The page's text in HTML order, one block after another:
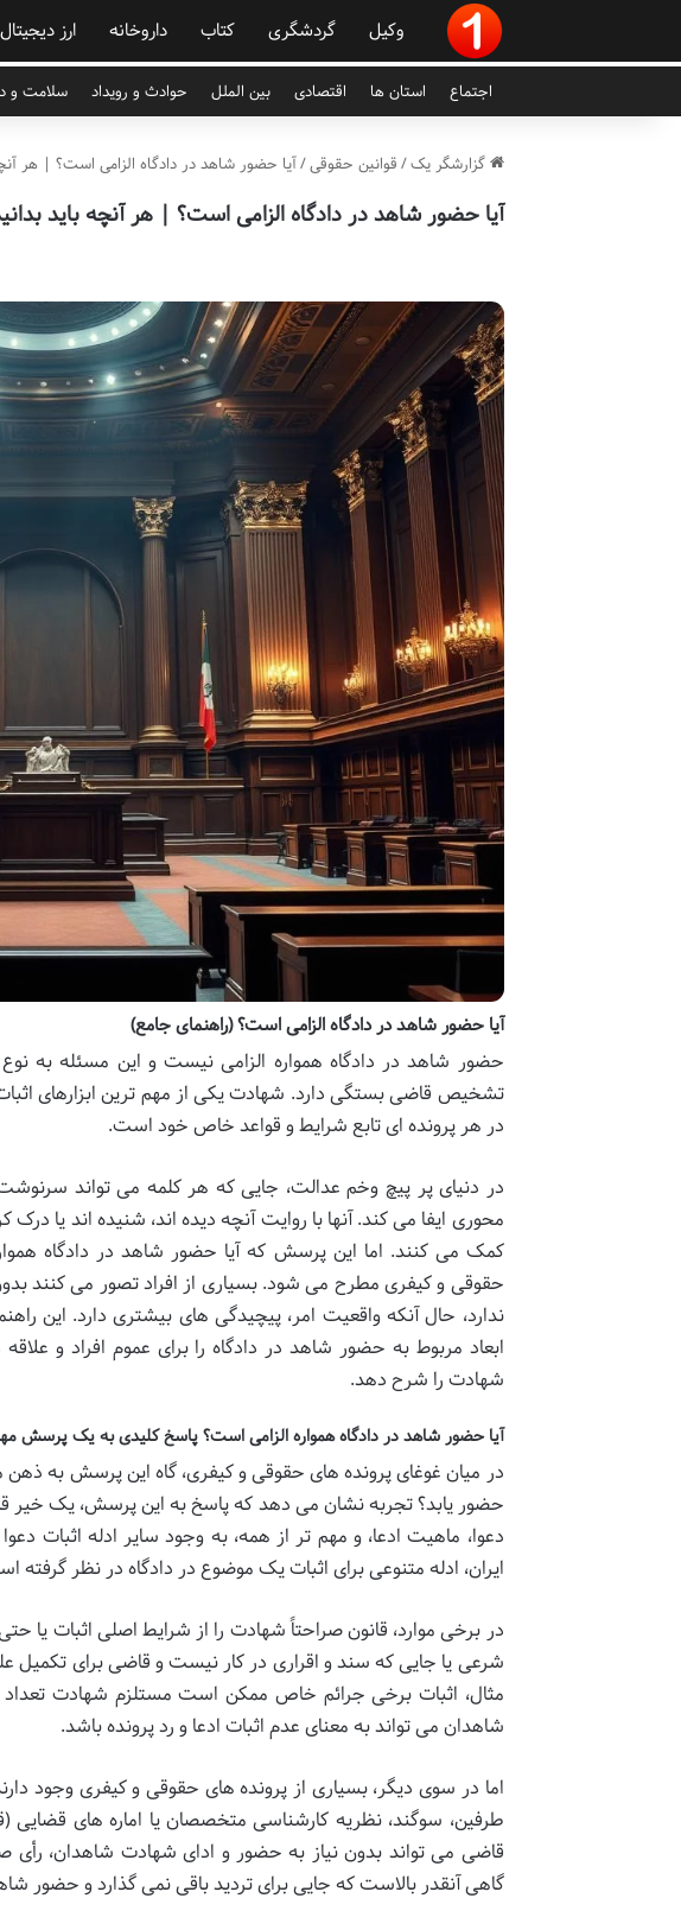
وکیل گردشگری کتاب داروخانه ارز دیجیتال
اجتماع استان ها اقتصادی بین الملل حوادث و رویداد سلامت و
گزارشگر یک/ قوانین حقوقی/آیا حضور شاهد در دادگاه الزامی است؟ | هر
آیا حضور شاهد در دادگاه الزامی است؟ | هر آنچه باید
آیا حضور شاهد در دادگاه الزامی است؟ (راهنمای جامع)
حضور شاهد در دادگاه همواره الزامی نیست و این مسئله به
تشخیص قاضی بستگی دارد. شهادت یکی از مهم ترین ابزارهای اثبات
در هر پرونده ای تابع شرایط و قواعد خاص خود است.
در دنیای پر پیچ وخم عدالت، جایی که هر کلمه می تواند
محوری ایفا می کند. آنها با روایت آنچه دیده اند، شنیده اند یا
کمک می کنند. اما این پرسش که آیا حضور شاهد در دادگاه
حقوقی و کیفری مطرح می شود. بسیاری از افراد تصور می کنند
ندارد، حال آنکه واقعیت امر، پیچیدگی های بیشتری دارد. این
ابعاد مربوط به حضور شاهد در دادگاه را برای عموم افراد و
شهادت را شرح دهد.
آیا حضور شاهد در دادگاه همواره الزامی است؟ پاسخ کلیدی به یک پرسش
در میان غوغای پرونده های حقوقی و کیفری، گاه این پرسش به ذهن
حضور یابد؟ تجربه نشان می دهد که پاسخ به این پرسش، یک خیر
دعوا، ماهیت ادعا، و مهم تر از همه، به وجود سایر ادله
ایران، ادله متنوعی برای اثبات یک موضوع در دادگاه در نظر
در برخی موارد، قانون صراحتاً شهادت را از شرایط اصلی اثبات یا
شرعی یا جایی که سند و اقراری در کار نیست و قاضی برای تکمیل
مثال، اثبات برخی جرائم خاص ممکن است مستلزم شهادت
شاهدان می تواند به معنای عدم اثبات ادعا و رد پرونده باشد.
اما در سوی دیگر، بسیاری از پرونده های حقوقی و کیفری وجود
طرفین، سوگند، نظریه کارشناسی متخصصان یا اماره های
قاضی می تواند بدون نیاز به حضور و ادای شهادت شاهدان،
گاهی آنقدر بالاست که جایی برای تردید باقی نمی گذارد و حضور